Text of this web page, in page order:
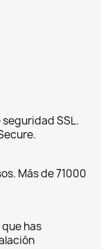
SSL.
Más de 71000
has